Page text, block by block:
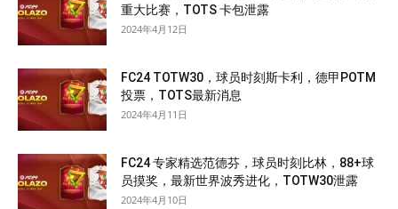
重大比赛，TOTS 卡包泄露
2024年4月12日
FC24 TOTW30，球员时刻斯卡利，德甲POTM
投票，TOTS最新消息
2024年4月11日
FC24 专家精选范德芬，球员时刻比林，88+球
员摸奖，最新世界波秀进化，TOTW30泄露
2024年4月10日